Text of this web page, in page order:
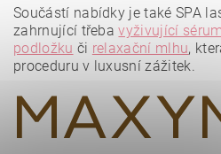
osobních údajů.
Součástí nabídky je také SPA
zahrnující třebavyživující
podložku či relaxační mlhu,
proceduru v luxusní zážitek.